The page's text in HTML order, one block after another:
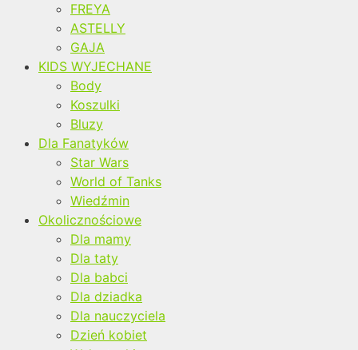
FREYA
ASTELLY
GAJA
KIDS WYJECHANE
Body
Koszulki
Bluzy
Dla Fanatyków
Star Wars
World of Tanks
Wiedźmin
Okolicznościowe
Dla mamy
Dla taty
Dla babci
Dla dziadka
Dla nauczyciela
Dzień kobiet